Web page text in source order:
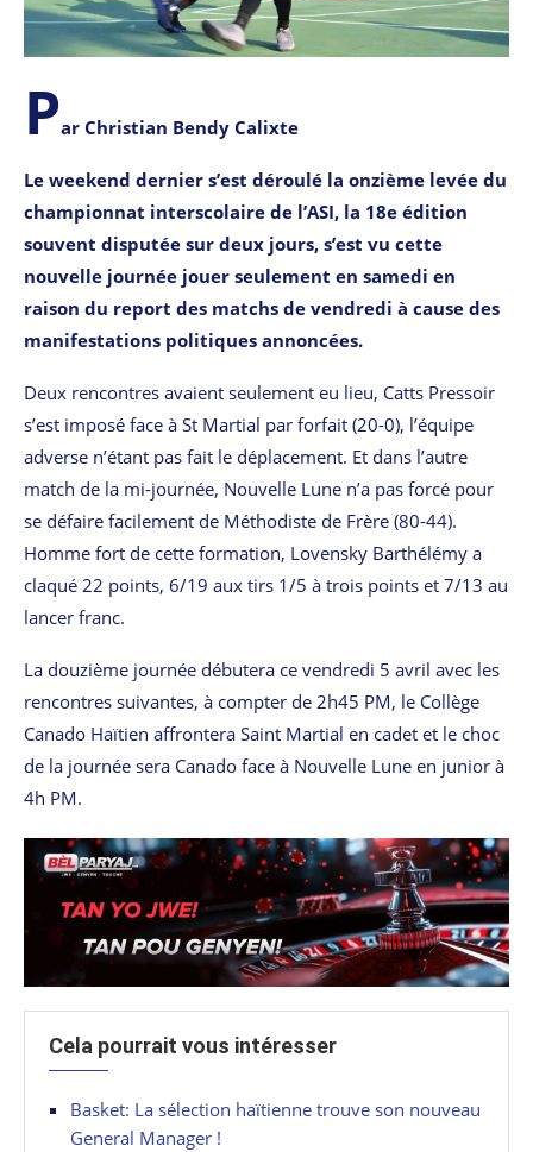
Par Christian Bendy Calixte
Le weekend dernier s’est déroulé la onzième levée du
championnat interscolaire de l’ASI, la 18e édition
souvent disputée sur deux jours, s’est vu cette
nouvelle journée jouer seulement en samedi en
raison du report des matchs de vendredi à cause des
manifestations politiques annoncées.
Deux rencontres avaient seulement eu lieu, Catts Pressoir
s’est imposé face à St Martial par forfait (20-0), l’équipe
adverse n’étant pas fait le déplacement. Et dans l’autre
match de la mi-journée, Nouvelle Lune n’a pas forcé pour
se défaire facilement de Méthodiste de Frère (80-44).
Homme fort de cette formation, Lovensky Barthélémy a
claqué 22 points, 6/19 aux tirs 1/5 à trois points et 7/13 au
lancer franc.
La douzième journée débutera ce vendredi 5 avril avec les
rencontres suivantes, à compter de 2h45 PM, le Collège
Canado Haïtien affrontera Saint Martial en cadet et le choc
de la journée sera Canado face à Nouvelle Lune en junior à
4h PM.
Cela pourrait vous intéresser
Basket: La sélection haïtienne trouve son nouveau
General Manager !